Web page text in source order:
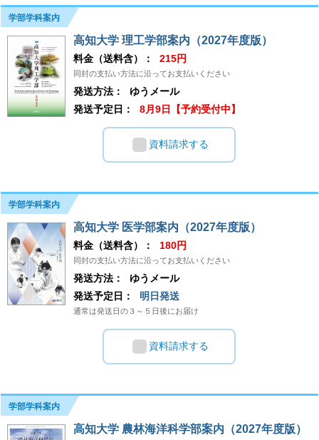
学部学科案内
高知大学 理工学部案内（2027年度版）
料金（送料含）： 215円
同封の支払い方法に沿ってお支払いください
発送方法：
ゆうメール
発送予定日：
8月9日【予約受付中】
資料請求する
学部学科案内
高知大学 医学部案内（2027年度版）
料金（送料含）： 180円
同封の支払い方法に沿ってお支払いください
発送方法：
ゆうメール
発送予定日：
明日発送
通常は発送日の３～５日後にお届け
資料請求する
学部学科案内
高知大学 農林海洋科学部案内（2027年度版）